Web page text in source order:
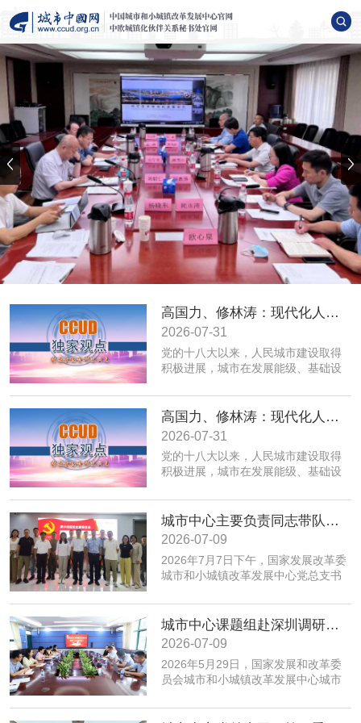
高国力、修林涛：现代化人民城市高质量发展的战略框架与政策体系
2026-07-31
党的十八大以来，人民城市建设取得
积极进展，城市在发展能级、基础设
治理、历史文化保护等方面取得积极
成效；同时，也面临着转变发展方
式、培育发展动能、提升功能品质、
加强生态环境保护、赓续历史文脉、
推动精细治理、增强城市韧性等转型
发展任务。为实现以上目标，必须紧
城市、安全可靠的韧性城市、崇德向
善的文明城市、便捷高效的智慧城市
等重点任务，优化以构建新体系、培
育新动能、服务全年龄、保障全要素
为重点的政策体系，走出一条具有中
高国力、修林涛：现代化人民城市高质量发展的战略框架与政策体系
2026-07-31
党的十八大以来，人民城市建设取得
积极进展，城市在发展能级、基础设
治理、历史文化保护等方面取得积极
成效；同时，也面临着转变发展方
式、培育发展动能、提升功能品质、
加强生态环境保护、赓续历史文脉、
推动精细治理、增强城市韧性等转型
发展任务。为实现以上目标，必须紧
城市、安全可靠的韧性城市、崇德向
善的文明城市、便捷高效的智慧城市
等重点任务，优化以构建新体系、培
育新动能、服务全年龄、保障全要素
为重点的政策体系，走出一条具有中
城市中心主要负责同志带队赴摩尔线程“夸娥”北京智算中心专题调研
2026-07-09
2026年7月7日下午，国家发展改革委
城市和小城镇改革发展中心党总支书
娥”北京智算中心开展专题调研。
城市中心课题组赴深圳调研全国人才大数据平台福田区学生学习力项目应用情况
2026-07-09
​2026年5月29日，国家发展和改革委
员会城市和小城镇改革发展中心城市
国人才大数据平台在基础教育学生学